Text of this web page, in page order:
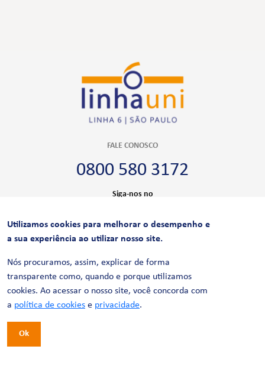
FALE CONOSCO
0800 580 3172
Siga-nos no
CERTIFICAÇÕES
Utilizamos cookies para melhorar o desempenho e
a sua experiência ao utilizar nosso site.
Nós procuramos, assim, explicar de forma
transparente como, quando e porque utilizamos
cookies. Ao acessar o nosso site, você concorda com
a política de cookies e privacidade.
Ok